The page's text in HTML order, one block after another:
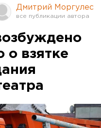
Дмитрий Моргулес
о взятке